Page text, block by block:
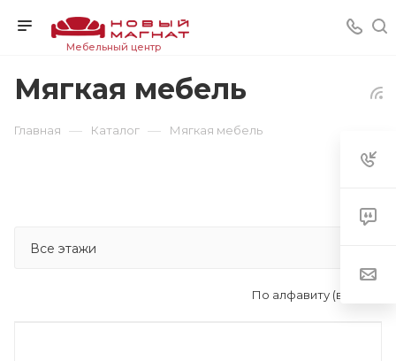
Мебельный центр
Мягкая мебель
Главная — Каталог — Мягкая мебель
По алфавиту (возр.)